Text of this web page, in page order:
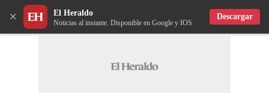
× El Heraldo
Noticias al instante. Disponible en Google y IOS
Descargar